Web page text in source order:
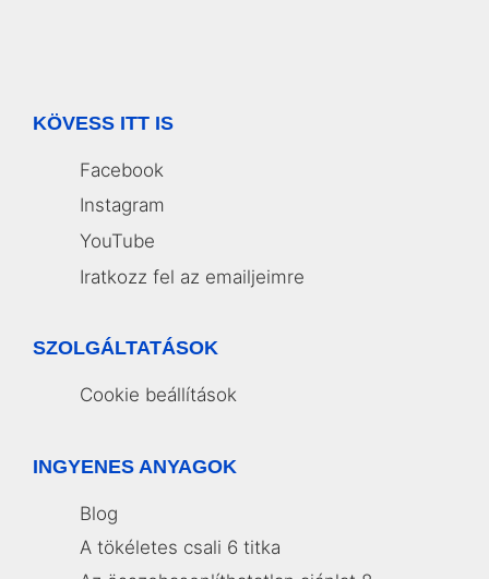
KÖVESS ITT IS
Facebook
Instagram
YouTube
Iratkozz fel az emailjeimre
SZOLGÁLTATÁSOK
Cookie beállítások
INGYENES ANYAGOK
Blog
A tökéletes csali 6 titka